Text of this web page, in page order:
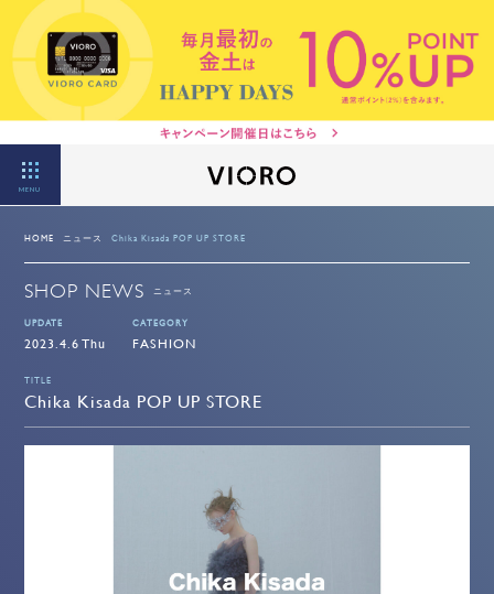
MENU
HOME ニュース Chika Kisada POP UP STORE
SHOP NEWS ニュース
UPDATE
2023.4.6 Thu
CATEGORY
FASHION
TITLE
Chika Kisada POP UP STORE